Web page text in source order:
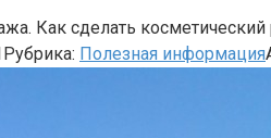
Как сделать
Рубрика: Полезная информация